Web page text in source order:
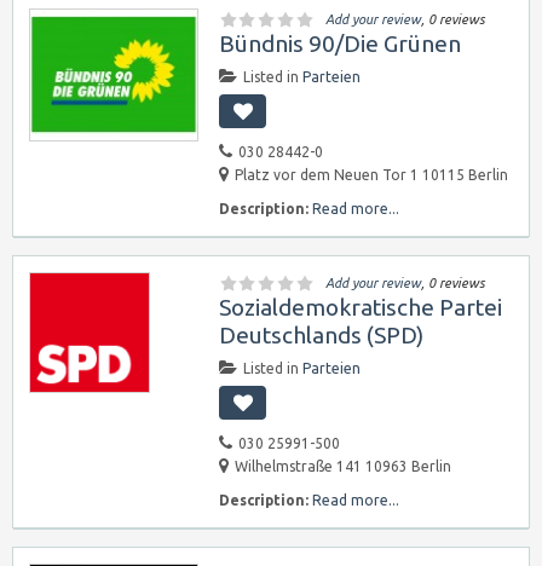
Add your review, 0 reviews
Bündnis 90/Die Grünen
Listed in Parteien
030 28442-0
Platz vor dem Neuen Tor 1 10115 Berlin
Description: Read more...
Add your review, 0 reviews
Sozialdemokratische Partei
Deutschlands (SPD)
Listed in Parteien
030 25991-500
Wilhelmstraße 141 10963 Berlin
Description: Read more...